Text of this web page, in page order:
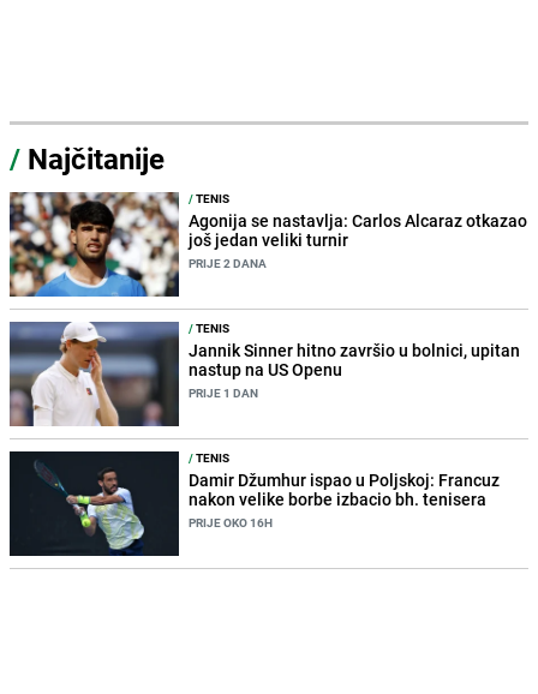
/ Najčitanije
/TENIS
Agonija se nastavlja: Carlos Alcaraz otkazao
još jedan veliki turnir
PRIJE 2 DANA
/TENIS
Jannik Sinner hitno završio u bolnici, upitan
nastup na US Openu
PRIJE 1 DAN
/TENIS
Damir Džumhur ispao u Poljskoj: Francuz
nakon velike borbe izbacio bh. tenisera
PRIJE OKO 16H